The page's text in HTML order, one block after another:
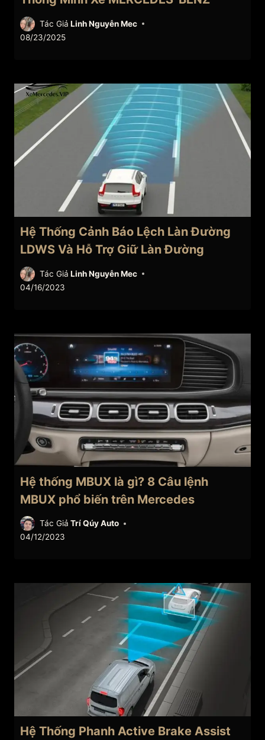
Tác Giả Linh Nguyễn Mec
08/23/2025
Hệ Thống Cảnh Báo Lệch Làn Đường
LDWS Và Hỗ Trợ Giữ Làn Đường
Tác Giả Linh Nguyễn Mec
04/16/2023
Hệ thống MBUX là gì? 8 Câu lệnh
MBUX phổ biến trên Mercedes
Tác Giả Trí Qúy Auto
04/12/2023
Hệ Thống Phanh Active Brake Assist